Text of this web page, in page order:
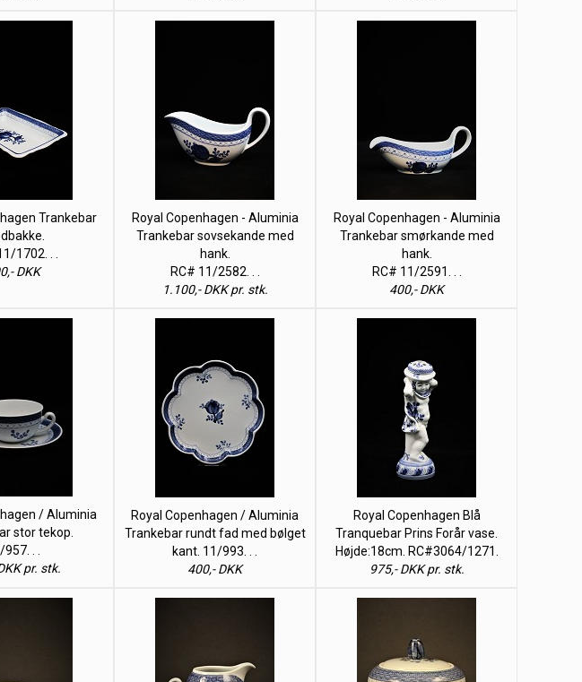
Trankebar
1702. . .
DKK
Royal Copenhagen - Aluminia
Trankebar sovsekande med
hank.
RC# 11/2582. . .
1.100,- DKK pr. stk.
Royal Copenhagen - Aluminia
Trankebar smørkande med
hank.
RC# 11/2591. . .
400,- DKK
/ Aluminia
stor tekop.
. .
pr. stk.
Royal Copenhagen / Aluminia
Trankebar rundt fad med bølget
kant. 11/993. . .
400,- DKK
Royal Copenhagen Blå
Tranquebar Prins Forår vase.
Højde:18cm. RC#3064/1271.
975,- DKK pr. stk.